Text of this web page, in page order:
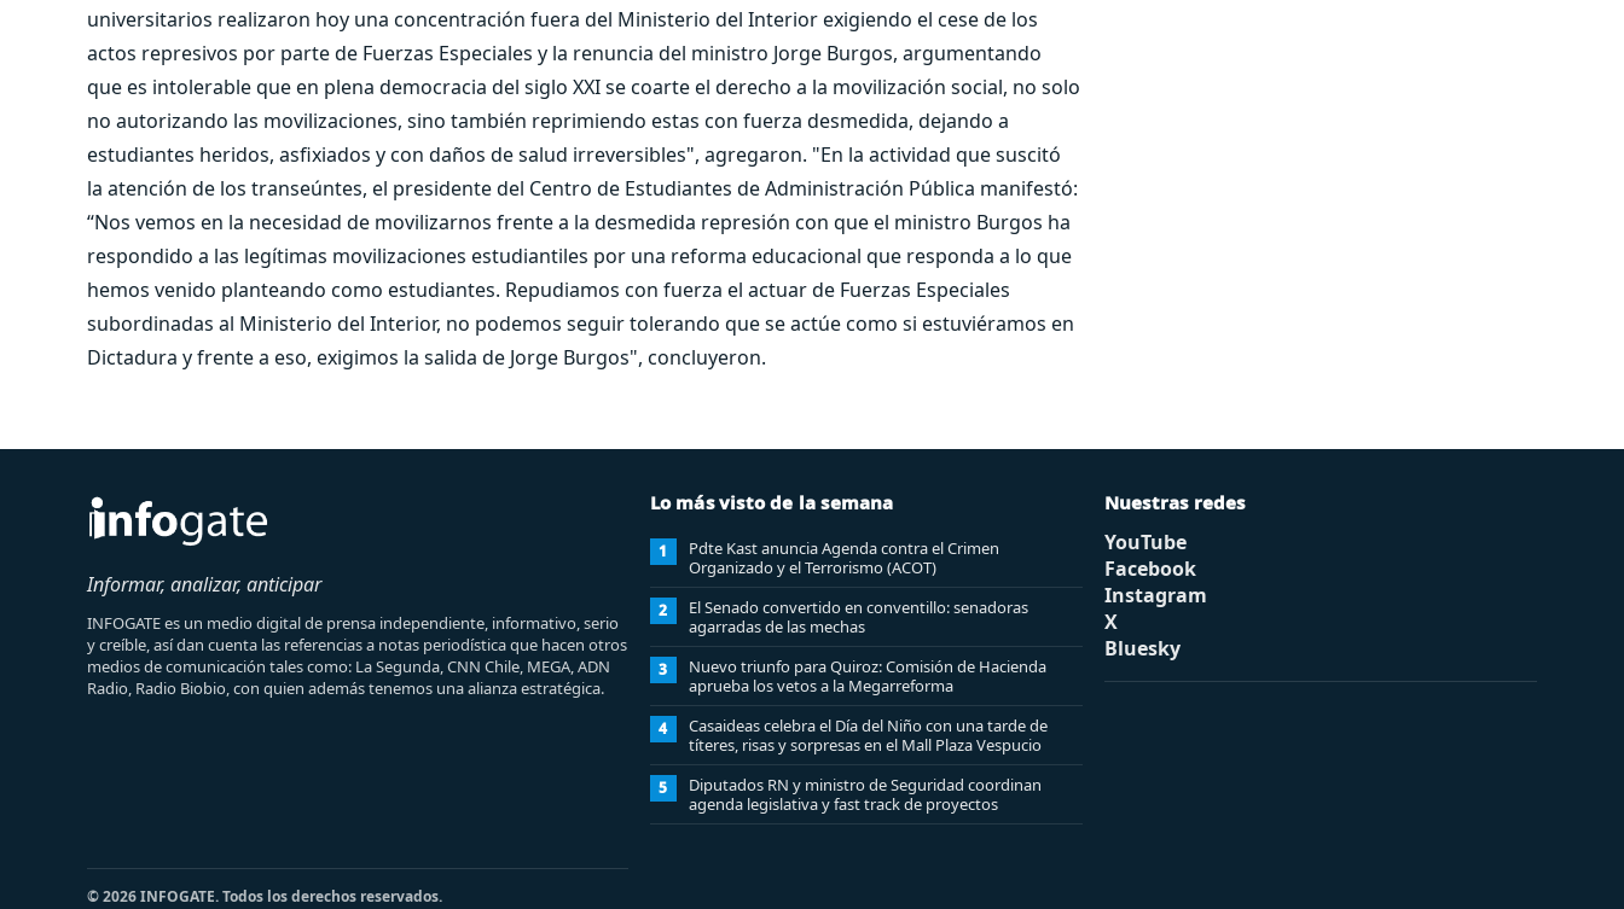
universitarios realizaron hoy una concentración fuera del Ministerio del Interior exigiendo el cese de los
actos represivos por parte de Fuerzas Especiales y la renuncia del ministro Jorge Burgos, argumentando
que es intolerable que en plena democracia del siglo XXI se coarte el derecho a la movilización social, no solo
no autorizando las movilizaciones, sino también reprimiendo estas con fuerza desmedida, dejando a
estudiantes heridos, asfixiados y con daños de salud irreversibles", agregaron. "En la actividad que suscitó
la atención de los transeúntes, el presidente del Centro de Estudiantes de Administración Pública manifestó:
“Nos vemos en la necesidad de movilizarnos frente a la desmedida represión con que el ministro Burgos ha
respondido a las legítimas movilizaciones estudiantiles por una reforma educacional que responda a lo que
hemos venido planteando como estudiantes. Repudiamos con fuerza el actuar de Fuerzas Especiales
subordinadas al Ministerio del Interior, no podemos seguir tolerando que se actúe como si estuviéramos en
Dictadura y frente a eso, exigimos la salida de Jorge Burgos", concluyeron.
Informar, analizar, anticipar
INFOGATE es un medio digital de prensa independiente, informativo, serio
y creíble, así dan cuenta las referencias a notas periodística que hacen otros
medios de comunicación tales como: La Segunda, CNN Chile, MEGA, ADN
Radio, Radio Biobio, con quien además tenemos una alianza estratégica.
Lo más visto de la semana
1
Pdte Kast anuncia Agenda contra el Crimen
Organizado y el Terrorismo (ACOT)
2
El Senado convertido en conventillo: senadoras
agarradas de las mechas
3
Nuevo triunfo para Quiroz: Comisión de Hacienda
aprueba los vetos a la Megarreforma
4
Casaideas celebra el Día del Niño con una tarde de
títeres, risas y sorpresas en el Mall Plaza Vespucio
5
Diputados RN y ministro de Seguridad coordinan
agenda legislativa y fast track de proyectos
Nuestras redes
YouTube
Facebook
Instagram
X
Bluesky
© 2026 INFOGATE. Todos los derechos reservados.